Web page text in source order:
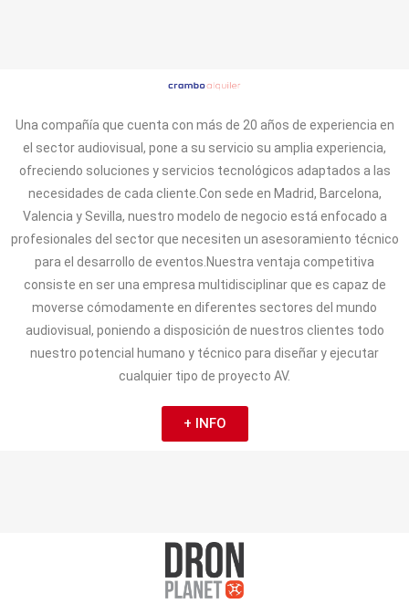
Una compañía que cuenta con más de 20 años de experiencia en
el sector audiovisual, pone a su servicio su amplia experiencia,
ofreciendo soluciones y servicios tecnológicos adaptados a las
necesidades de cada cliente.Con sede en Madrid, Barcelona,
Valencia y Sevilla, nuestro modelo de negocio está enfocado a
profesionales del sector que necesiten un asesoramiento técnico
para el desarrollo de eventos.Nuestra ventaja competitiva
consiste en ser una empresa multidisciplinar que es capaz de
moverse cómodamente en diferentes sectores del mundo
audiovisual, poniendo a disposición de nuestros clientes todo
nuestro potencial humano y técnico para diseñar y ejecutar
cualquier tipo de proyecto AV.
+ INFO